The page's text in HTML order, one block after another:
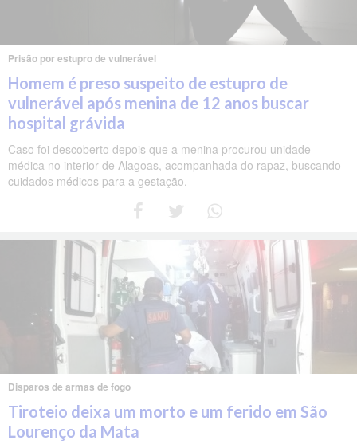
Prisão por estupro de vulnerável
Homem é preso suspeito de estupro de
vulnerável após menina de 12 anos buscar
hospital grávida
Caso foi descoberto depois que a menina procurou unidade
médica no interior de Alagoas, acompanhada do rapaz, buscando
cuidados médicos para a gestação.
Disparos de armas de fogo
Tiroteio deixa um morto e um ferido em São
Lourenço da Mata